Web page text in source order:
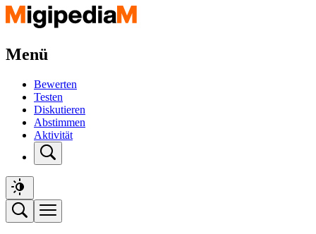
Menü
Bewerten
Testen
Diskutieren
Abstimmen
Aktivität